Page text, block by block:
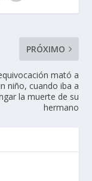
PRÓXIMO
mató a
niño, cuando iba a
la muerte de su
hermano